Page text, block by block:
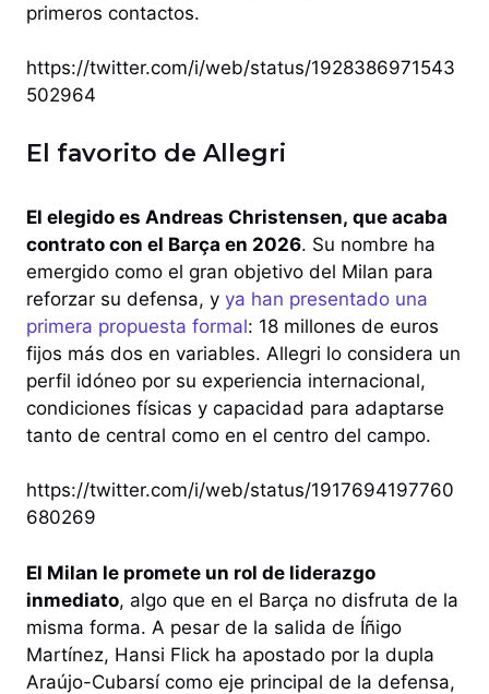
primeros contactos.
https://twitter.com/i/web/status/1928386971543
502964
El favorito de Allegri
El elegido es Andreas Christensen, que acaba
contrato con el Barça en 2026. Su nombre ha
emergido como el gran objetivo del Milan para
reforzar su defensa, y ya han presentado una
primera propuesta formal: 18 millones de euros
fijos más dos en variables. Allegri lo considera un
perfil idóneo por su experiencia internacional,
condiciones físicas y capacidad para adaptarse
tanto de central como en el centro del campo.
https://twitter.com/i/web/status/1917694197760
680269
El Milan le promete un rol de liderazgo
inmediato, algo que en el Barça no disfruta de la
misma forma. A pesar de la salida de Íñigo
Martínez, Hansi Flick ha apostado por la dupla
Araújo-Cubarsí como eje principal de la defensa,